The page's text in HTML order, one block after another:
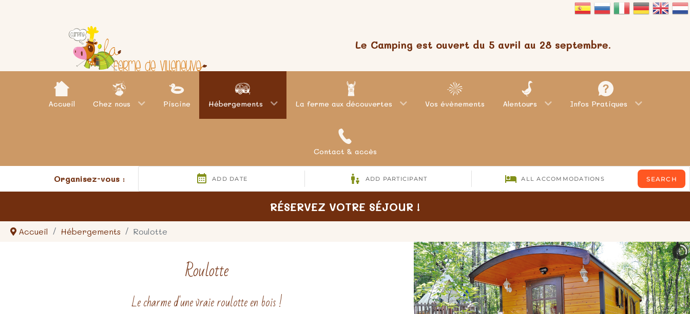
Le Camping est ouvert du 5 avril au 28 septembre.
Accueil Chez nous Piscine Hébergements La ferme aux découvertes Vos évènements Alentours Infos Pratiques
Contact & accès
Organisez-vous :
RÉSERVEZ VOTRE SÉJOUR !
Accueil Hébergements Roulotte
Roulotte
Le charme d'une vraie roulotte en bois !